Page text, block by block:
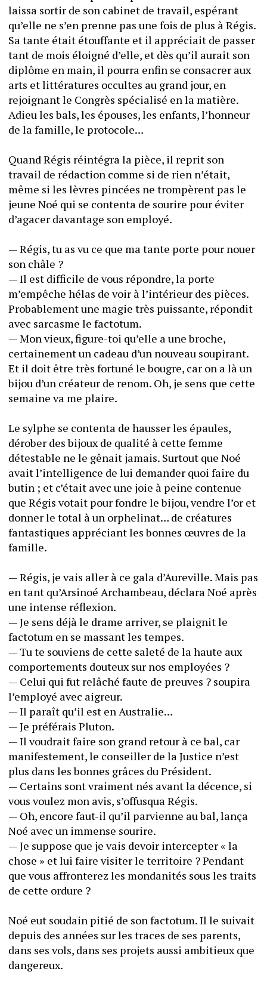
laissa sortir de son cabinet de travail, espérant
qu’elle ne s’en prenne pas une fois de plus à Régis.
Sa tante était étouffante et il appréciait de passer
tant de mois éloigné d’elle, et dès qu’il aurait son
diplôme en main, il pourra enfin se consacrer aux
arts et littératures occultes au grand jour, en
rejoignant le Congrès spécialisé en la matière.
Adieu les bals, les épouses, les enfants, l’honneur
de la famille, le protocole…
Quand Régis réintégra la pièce, il reprit son
travail de rédaction comme si de rien n’était,
même si les lèvres pincées ne trompèrent pas le
jeune Noé qui se contenta de sourire pour éviter
d’agacer davantage son employé.
— Régis, tu as vu ce que ma tante porte pour nouer
son châle ?
— Il est difficile de vous répondre, la porte
m’empêche hélas de voir à l’intérieur des pièces.
Probablement une magie très puissante, répondit
avec sarcasme le factotum.
— Mon vieux, figure-toi qu’elle a une broche,
certainement un cadeau d’un nouveau soupirant.
Et il doit être très fortuné le bougre, car on a là un
bijou d’un créateur de renom. Oh, je sens que cette
semaine va me plaire.
Le sylphe se contenta de hausser les épaules,
dérober des bijoux de qualité à cette femme
détestable ne le gênait jamais. Surtout que Noé
avait l’intelligence de lui demander quoi faire du
butin ; et c’était avec une joie à peine contenue
que Régis votait pour fondre le bijou, vendre l’or et
donner le total à un orphelinat… de créatures
fantastiques appréciant les bonnes œuvres de la
famille.
— Régis, je vais aller à ce gala d’Aureville. Mais pas
en tant qu’Arsinoé Archambeau, déclara Noé après
une intense réflexion.
— Je sens déjà le drame arriver, se plaignit le
factotum en se massant les tempes.
— Tu te souviens de cette saleté de la haute aux
comportements douteux sur nos employées ?
— Celui qui fut relâché faute de preuves ? soupira
l’employé avec aigreur.
— Il paraît qu’il est en Australie…
— Je préférais Pluton.
— Il voudrait faire son grand retour à ce bal, car
manifestement, le conseiller de la Justice n’est
plus dans les bonnes grâces du Président.
— Certains sont vraiment nés avant la décence, si
vous voulez mon avis, s’offusqua Régis.
— Oh, encore faut-il qu’il parvienne au bal, lança
Noé avec un immense sourire.
— Je suppose que je vais devoir intercepter « la
chose » et lui faire visiter le territoire ? Pendant
que vous affronterez les mondanités sous les traits
de cette ordure ?
Noé eut soudain pitié de son factotum. Il le suivait
depuis des années sur les traces de ses parents,
dans ses vols, dans ses projets aussi ambitieux que
dangereux.